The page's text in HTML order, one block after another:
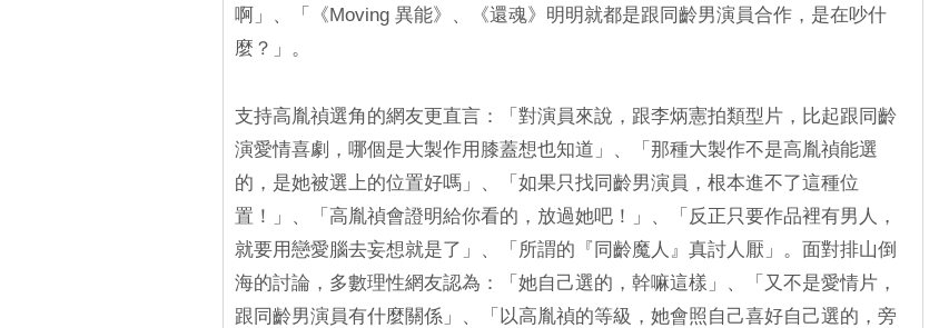
啊」、「《Moving 異能》、《還魂》明明就都是跟同齡男演員合作，是在吵什
麼？」。
支持高胤禎選角的網友更直言：「對演員來說，跟李炳憲拍類型片，比起跟同齡
演愛情喜劇，哪個是大製作用膝蓋想也知道」、「那種大製作不是高胤禎能選
的，是她被選上的位置好嗎」、「如果只找同齡男演員，根本進不了這種位
置！」、「高胤禎會證明給你看的，放過她吧！」、「反正只要作品裡有男人，
就要用戀愛腦去妄想就是了」、「所謂的『同齡魔人』真討人厭」。面對排山倒
海的討論，多數理性網友認為：「她自己選的，幹嘛這樣」、「又不是愛情片，
跟同齡男演員有什麼關係」、「以高胤禎的等級，她會照自己喜好自己選的，旁